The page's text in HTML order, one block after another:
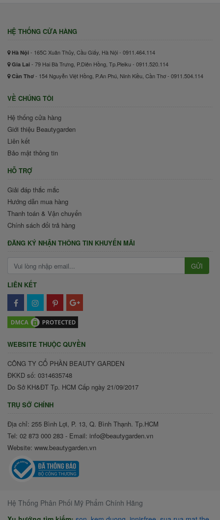
HỆ THỐNG CỬA HÀNG
Hà Nội - 165C Xuân Thủy, Cầu Giấy, Hà Nội - 0911.464.114
Gia Lai - 79 Hai Bà Trưng, P.Diên Hồng, Tp.Pleiku - 0911.520.114
Cần Thơ - 154 Nguyễn Việt Hồng, P.An Phú, Ninh Kiều, Cần Thơ - 0911.504.114
VỀ CHÚNG TÔI
Hệ thống cửa hàng
Giới thiệu Beautygarden
Liên kết
Bảo mật thông tin
HỖ TRỢ
Giải đáp thắc mắc
Hướng dẫn mua hàng
Thanh toán & Vận chuyển
Chính sách đổi trả hàng
ĐĂNG KÝ NHẬN THÔNG TIN KHUYẾN MÃI
GỬI
LIÊN KẾT
WEBSITE THUỘC QUYỀN
CÔNG TY CỔ PHẦN BEAUTY GARDEN
ĐKKD số: 0314635748
Do Sở KH&ĐT Tp. HCM Cấp ngày 21/09/2017
TRỤ SỞ CHÍNH
Địa chỉ: 255 Bình Lợi, P. 13, Q. Bình Thạnh. Tp.HCM
Tel: 02 873 000 283 - Email: info@beautygarden.vn
Website: www.beautygarden.vn
Hệ Thống Phân Phối Mỹ Phẩm Chính Hãng